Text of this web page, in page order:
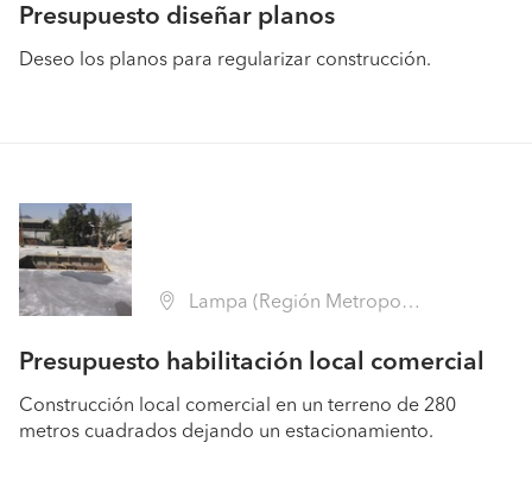
Presupuesto diseñar planos
Deseo los planos para regularizar construcción.
Lampa (Región Metropolitana - Chacabuco)
Presupuesto habilitación local comercial
Construcción local comercial en un terreno de 280
metros cuadrados dejando un estacionamiento.